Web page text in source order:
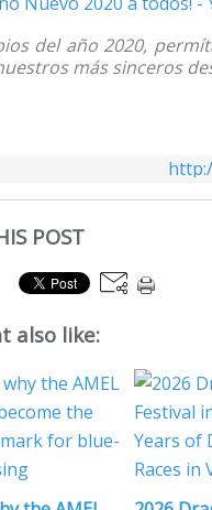
del año 2020,
más sinceros
POST
also like: